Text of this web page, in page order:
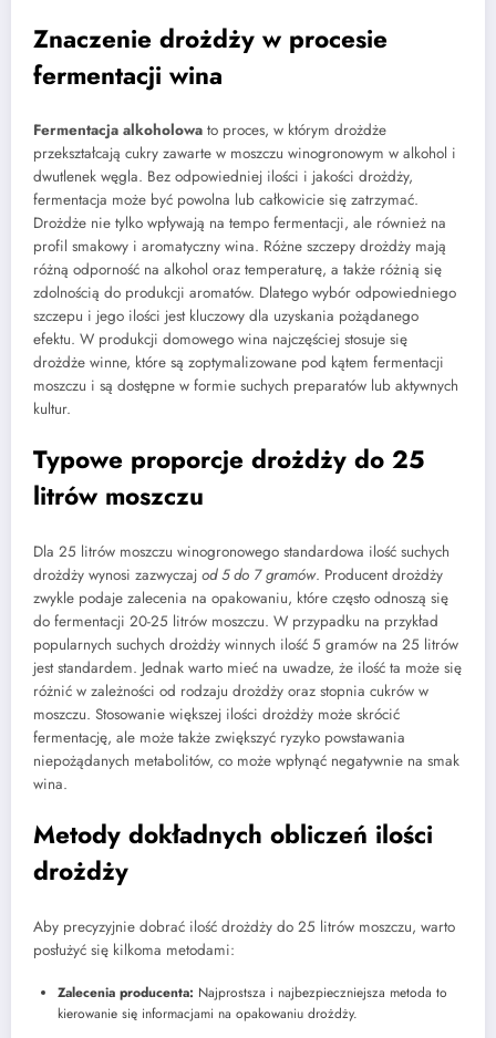
Znaczenie drożdży w procesie
fermentacji wina
Fermentacja alkoholowa to proces, w którym drożdże
przekształcają cukry zawarte w moszczu winogronowym w alkohol i
dwutlenek węgla. Bez odpowiedniej ilości i jakości drożdży,
fermentacja może być powolna lub całkowicie się zatrzymać.
Drożdże nie tylko wpływają na tempo fermentacji, ale również na
profil smakowy i aromatyczny wina. Różne szczepy drożdży mają
różną odporność na alkohol oraz temperaturę, a także różnią się
zdolnością do produkcji aromatów. Dlatego wybór odpowiedniego
szczepu i jego ilości jest kluczowy dla uzyskania pożądanego
efektu. W produkcji domowego wina najczęściej stosuje się
drożdże winne, które są zoptymalizowane pod kątem fermentacji
moszczu i są dostępne w formie suchych preparatów lub aktywnych
kultur.
Typowe proporcje drożdży do 25
litrów moszczu
Dla 25 litrów moszczu winogronowego standardowa ilość suchych
drożdży wynosi zazwyczaj od 5 do 7 gramów. Producent drożdży
zwykle podaje zalecenia na opakowaniu, które często odnoszą się
do fermentacji 20-25 litrów moszczu. W przypadku na przykład
popularnych suchych drożdży winnych ilość 5 gramów na 25 litrów
jest standardem. Jednak warto mieć na uwadze, że ilość ta może się
różnić w zależności od rodzaju drożdży oraz stopnia cukrów w
moszczu. Stosowanie większej ilości drożdży może skrócić
fermentację, ale może także zwiększyć ryzyko powstawania
niepożądanych metabolitów, co może wpłynąć negatywnie na smak
wina.
Metody dokładnych obliczeń ilości
drożdży
Aby precyzyjnie dobrać ilość drożdży do 25 litrów moszczu, warto
posłużyć się kilkoma metodami:
Zalecenia producenta: Najprostsza i najbezpieczniejsza metoda to
kierowanie się informacjami na opakowaniu drożdży.